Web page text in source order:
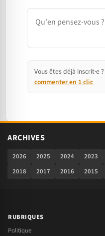
Commentaire
Vous êtes déjà inscrit·e ?
commenter en 1 clic
ARCHIVES
2026 2025 2024 2023
2018
2017 2016 2015
RUBRIQUES
Politique